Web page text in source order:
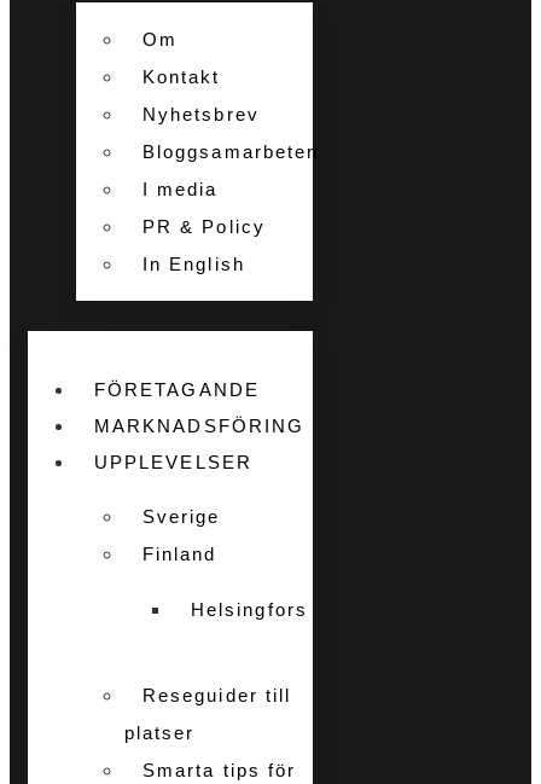
Om
Kontakt
Nyhetsbrev
Bloggsamarbeten
I media
PR & Policy
In English
FÖRETAGANDE
MARKNADSFÖRING
UPPLEVELSER
Sverige
Finland
Helsingfors
Reseguider till
platser
Smarta tips för